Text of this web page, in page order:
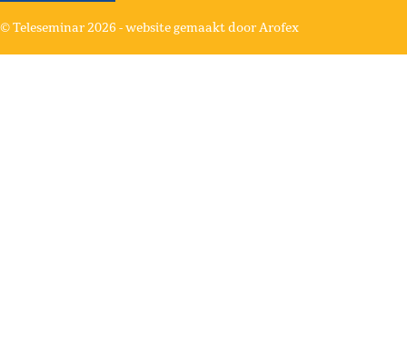
© Teleseminar 2026 -website gemaakt door Arofex